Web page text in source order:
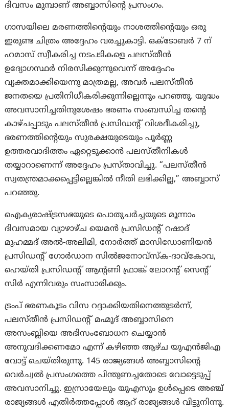
ദിവസം മുമ്പാണ് അബ്ബാസിന്റെ പ്രസംഗം.
ഗാസയിലെ മരണത്തിന്റെയും നാശത്തിന്റെയും ഒരു
ഇരുണ്ട ചിത്രം അദ്ദേഹം വരച്ചുകാട്ടി. ഒക്ടോബർ 7 ന്
ഹമാസ് സ്വീകരിച്ച നടപടികളെ പലസ്തീൻ
ഉദ്യോഗസ്ഥർ നിരസിക്കുന്നുവെന്ന് അദ്ദേഹം
വ്യക്തമാക്കിയെന്നു മാത്രമല്ല, അവർ പലസ്തീൻ
ജനതയെ പ്രതിനിധീകരിക്കുന്നില്ലെന്നും പറഞ്ഞു. യുദ്ധം
അവസാനിച്ചതിനുശേഷം ഭരണം സംബന്ധിച്ച തന്റെ
കാഴ്ചപ്പാടും പലസ്തീൻ പ്രസിഡന്റ് വിശദീകരിച്ചു,
ഭരണത്തിന്റെയും സുരക്ഷയുടെയും പൂർണ്ണ
ഉത്തരവാദിത്തം ഏറ്റെടുക്കാൻ പലസ്തീനികൾ
തയ്യാറാണെന്ന് അദ്ദേഹം പ്രസ്താവിച്ചു. “പലസ്തീൻ
സ്വതന്ത്രമാക്കപ്പെട്ടില്ലെങ്കിൽ നീതി ലഭിക്കില്ല,” അബ്ബാസ്
പറഞ്ഞു.
ഐക്യരാഷ്ട്രസഭയുടെ പൊതുചർച്ചയുടെ മൂന്നാം
ദിവസമായ വ്യാഴാഴ്ച യെമൻ പ്രസിഡന്റ് റഷാദ്
മുഹമ്മദ് അൽ-അലിമി, നോർത്ത് മാസിഡോണിയൻ
പ്രസിഡന്റ് ഗോർഡാന സിൽജനോവ്സ്ക-ദാവ്കോവ,
ഹെയ്തി പ്രസിഡന്റ് ആന്റണി ഫ്രാങ്ക് ലോറന്റ് സെന്റ്
സിർ എന്നിവരും സംസാരിക്കും.
ട്രംപ് ഭരണകൂടം വിസ റദ്ദാക്കിയതിനെത്തുടർന്ന്,
പലസ്തീൻ പ്രസിഡന്റ് മഹ്മൂദ് അബ്ബാസിനെ
അസംബ്ലിയെ അഭിസംബോധന ചെയ്യാൻ
അനുവദിക്കണമോ എന്ന് കഴിഞ്ഞ ആഴ്ച യുഎൻജിഎ
വോട്ട് ചെയ്തിരുന്നു. 145 രാജ്യങ്ങൾ അബ്ബാസിന്റെ
വെർച്വൽ പ്രസംഗത്തെ പിന്തുണച്ചതോടെ വോട്ടെടുപ്പ്
അവസാനിച്ചു. ഇസ്രായേലും യുഎസും ഉൾപ്പെടെ അഞ്ച്
രാജ്യങ്ങൾ എതിർത്തപ്പോൾ ആറ് രാജ്യങ്ങൾ വിട്ടുനിന്നു.